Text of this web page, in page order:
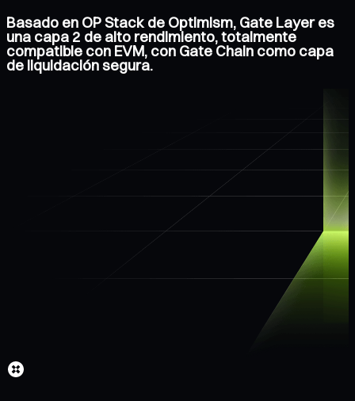
Basado en OP Stack de Optimism, Gate Layer es
una capa 2 de alto rendimiento, totalmente
compatible con EVM, con Gate Chain como capa
de liquidación segura.